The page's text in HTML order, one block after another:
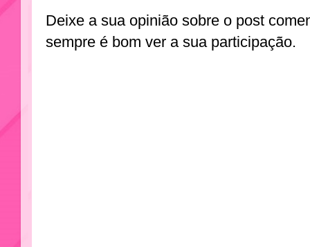
Deixe a sua opinião sobre o post
sempre é bom ver a sua participação.